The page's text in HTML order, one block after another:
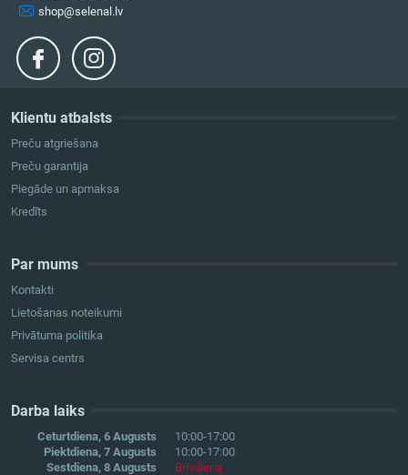
Klientu atbalsts
Preču atgriešana
Preču garantija
Piegāde un apmaksa
Kredīts
Par mums
Kontakti
Lietošanas noteikumi
Privātuma politika
Servisa centrs
Darba laiks
Ceturtdiena, 6 Augusts
10:00-17:00
Piektdiena, 7 Augusts
10:00-17:00
Sestdiena, 8 Augusts
Brīvdiena
shop@selenal.lv